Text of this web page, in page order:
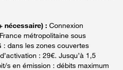
nécessaire) : Connexion
métropolitaine sous
: dans les zones couvertes
: 29€. Jusqu’à 1,5
s en émission : débits maximum